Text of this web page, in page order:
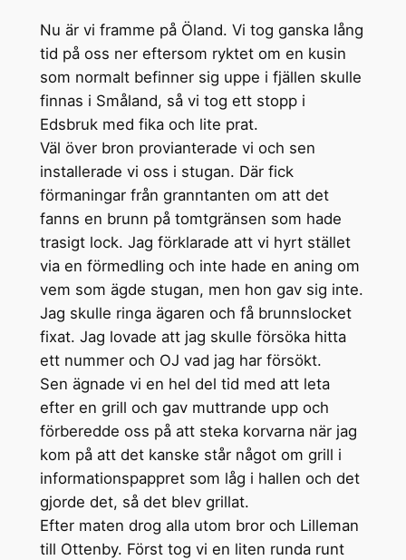
Nu är vi framme på Öland. Vi tog ganska lång
tid på oss ner eftersom ryktet om en kusin
som normalt befinner sig uppe i fjällen skulle
finnas i Småland, så vi tog ett stopp i
Edsbruk med fika och lite prat.
Väl över bron provianterade vi och sen
installerade vi oss i stugan. Där fick
förmaningar från granntanten om att det
fanns en brunn på tomtgränsen som hade
trasigt lock. Jag förklarade att vi hyrt stället
via en förmedling och inte hade en aning om
vem som ägde stugan, men hon gav sig inte.
Jag skulle ringa ägaren och få brunnslocket
fixat. Jag lovade att jag skulle försöka hitta
ett nummer och OJ vad jag har försökt.
Sen ägnade vi en hel del tid med att leta
efter en grill och gav muttrande upp och
förberedde oss på att steka korvarna när jag
kom på att det kanske står något om grill i
informationspappret som låg i hallen och det
gjorde det, så det blev grillat.
Efter maten drog alla utom bror och Lilleman
till Ottenby. Först tog vi en liten runda runt